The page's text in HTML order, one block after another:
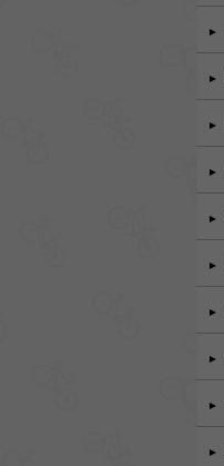
►
►
►
►
►
►
►
►
►
►